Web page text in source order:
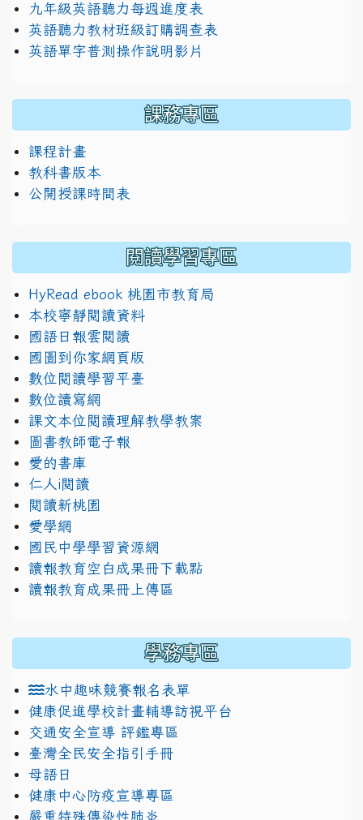
九年級英語聽力每週進度表
英語聽力教材班級訂購調查表
英語單字普測操作說明影片
課務專區
課程計畫
教科書版本
公開授課時間表
閱讀學習專區
HyRead ebook 桃園市教育局
本校寧靜閱讀資料
國語日報雲閱讀
國圖到你家網頁版
數位閱讀學習平臺
數位讀寫網
課文本位閱讀理解教學教案
圖書教師電子報
愛的書庫
仁人i閱讀
閱讀新桃園
愛學網
國民中學學習資源網
讀報教育空白成果冊下載點
讀報教育成果冊上傳區
學務專區
水中趣味競賽報名表單
健康促進學校計畫輔導訪視平台
交通安全宣導 評鑑專區
臺灣全民安全指引手冊
母語日
健康中心防疫宣導專區
嚴重特殊傳染性肺炎